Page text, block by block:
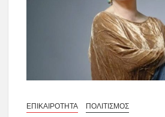
ΕΠΙΚΑΙΡΟΤΗΤΑ ΠΟΛΙΤΙΣΜΟΣ